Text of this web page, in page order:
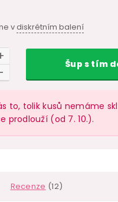
vdiskrétním balení
Šups tím
to, tolik kusů nemáme
prodlouží (od 7. 10.).
Recenze (12)